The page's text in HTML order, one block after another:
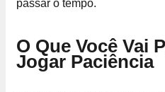
passar o tempo.
O Que Você Vai
Jogar Paciência